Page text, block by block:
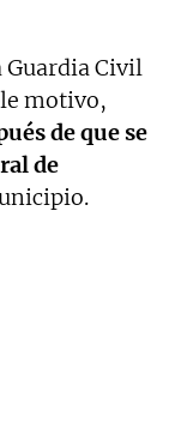
Guardia Civil
motivo,
de que se
de